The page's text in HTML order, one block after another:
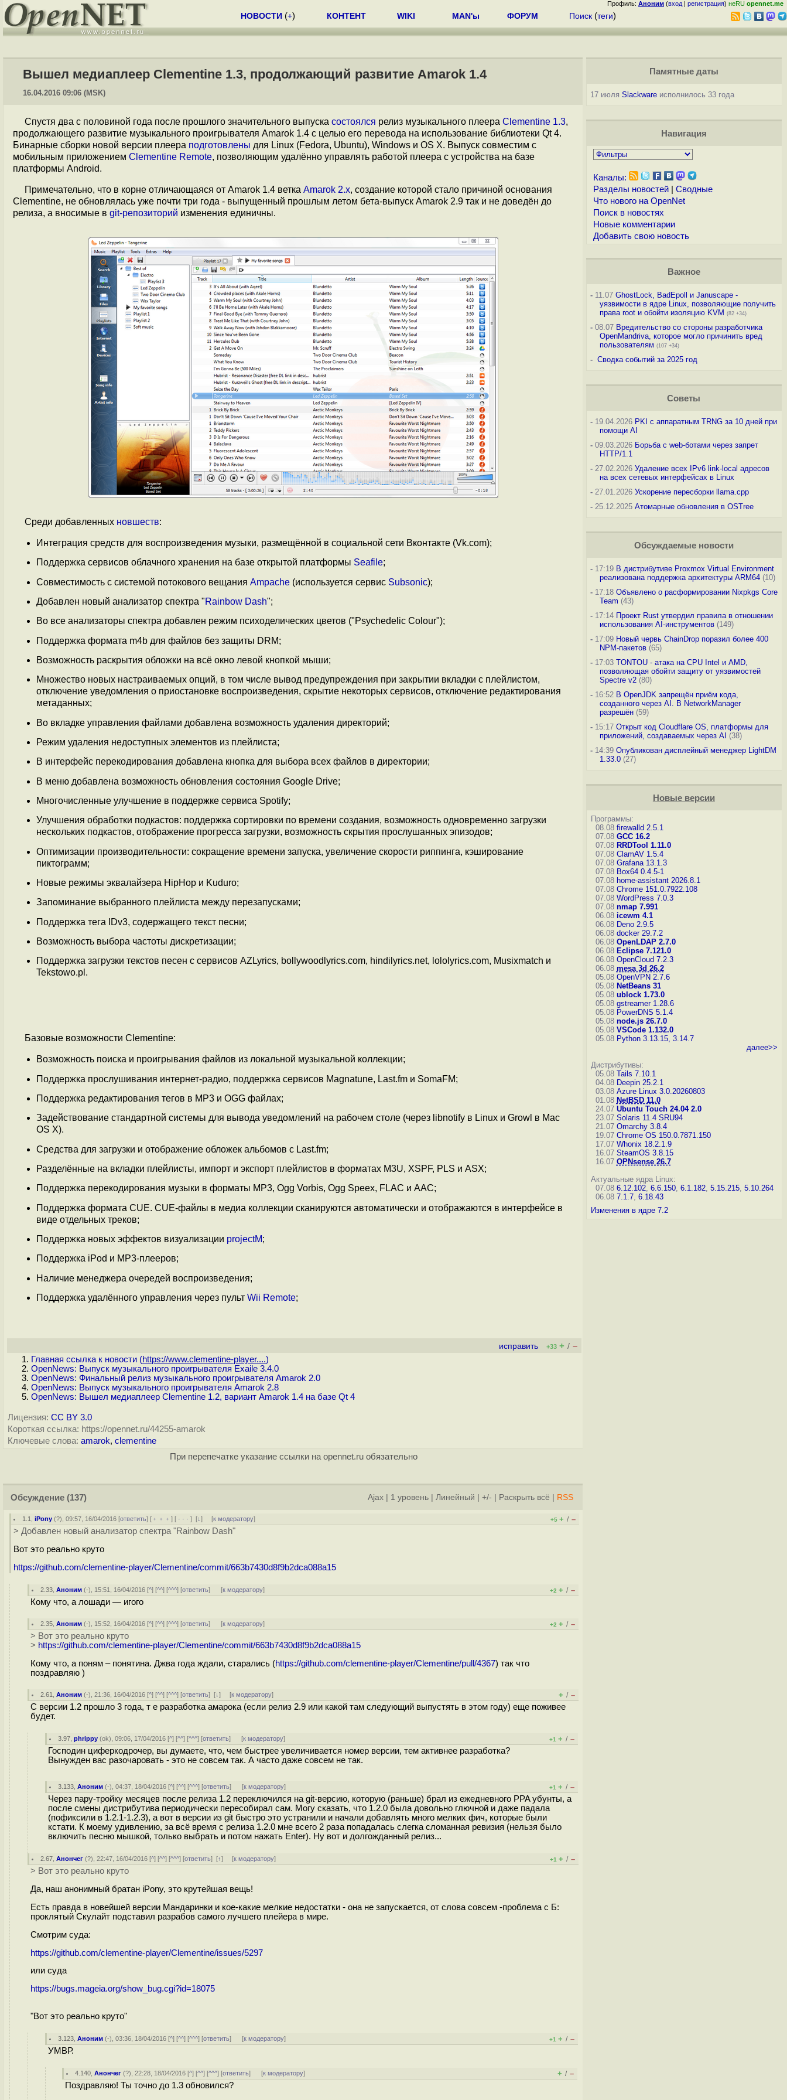
Профиль: Аноним (вход | регистрация) неRU opennet.me
НОВОСТИ (+) КОНТЕНТ WIKI MAN'ы ФОРУМ Поиск (теги)
Вышел медиаплеер Clementine 1.3, продолжающий развитие Amarok 1.4
16.04.2016 09:06 (MSK)
Спустя два с половиной года после прошлого значительного выпуска состоялся релиз музыкального плеера Clementine 1.3,
продолжающего развитие музыкального проигрывателя Amarok 1.4 с целью его перевода на использование библиотеки Qt 4.
Бинарные сборки новой версии плеера подготовлены для Linux (Fedora, Ubuntu), Windows и OS X. Выпуск совместим с
мобильным приложением Clementine Remote, позволяющим удалённо управлять работой плеера с устройства на базе
платформы Android.
Примечательно, что в корне отличающаяся от Amarok 1.4 ветка Amarok 2.x, создание которой стало причиной основания
Clementine, не обновлялась уже почти три года - выпущенный прошлым летом бета-выпуск Amarok 2.9 так и не доведён до
релиза, а вносимые в git-репозиторий изменения единичны.
Среди добавленных новшеств:
Интеграция средств для воспроизведения музыки, размещённой в социальной сети Вконтакте (Vk.com);
Поддержка сервисов облачного хранения на базе открытой платформы Seafile;
Совместимость с системой потокового вещания Ampache (используется сервис Subsonic);
Добавлен новый анализатор спектра "Rainbow Dash";
Во все анализаторы спектра добавлен режим психоделических цветов ("Psychedelic Colour");
Поддержка формата m4b для файлов без защиты DRM;
Возможность раскрытия обложки на всё окно левой кнопкой мыши;
Множество новых настраиваемых опций, в том числе вывод предупреждения при закрытии вкладки с плейлистом,
отключение уведомления о приостановке воспроизведения, скрытие некоторых сервисов, отключение редактирования
метаданных;
Во вкладке управления файлами добавлена возможность удаления директорий;
Режим удаления недоступных элементов из плейлиста;
В интерфейс перекодирования добавлена кнопка для выбора всех файлов в директории;
В меню добавлена возможность обновления состояния Google Drive;
Многочисленные улучшение в поддержке сервиса Spotify;
Улучшения обработки подкастов: поддержка сортировки по времени создания, возможность одновременно загрузки
нескольких подкастов, отображение прогресса загрузки, возможность скрытия прослушанных эпизодов;
Оптимизации производительности: сокращение времени запуска, увеличение скорости риппинга, кэширование
пиктограмм;
Новые режимы эквалайзера HipHop и Kuduro;
Запоминание выбранного плейлиста между перезапусками;
Поддержка тега IDv3, содержащего текст песни;
Возможность выбора частоты дискретизации;
Поддержка загрузки текстов песен с сервисов AZLyrics, bollywoodlyrics.com, hindilyrics.net, lololyrics.com, Musixmatch и
Tekstowo.pl.
Базовые возможности Clementine:
Возможность поиска и проигрывания файлов из локальной музыкальной коллекции;
Поддержка прослушивания интернет-радио, поддержка сервисов Magnatune, Last.fm и SomaFM;
Поддержка редактирования тегов в MP3 и OGG файлах;
Задействование стандартной системы для вывода уведомлений на рабочем столе (через libnotify в Linux и Growl в Mac
OS X).
Средства для загрузки и отображение обложек альбомов с Last.fm;
Разделённые на вкладки плейлисты, импорт и экспорт плейлистов в форматах M3U, XSPF, PLS и ASX;
Поддержка перекодирования музыки в форматы MP3, Ogg Vorbis, Ogg Speex, FLAC и AAC;
Поддержка формата CUE. CUE-файлы в медиа коллекции сканируются автоматически и отображаются в интерфейсе в
виде отдельных треков;
Поддержка новых эффектов визуализации projectM;
Поддержка iPod и MP3-плееров;
Наличие менеджера очередей воспроизведения;
Поддержка удалённого управления через пульт Wii Remote;
исправить +33 + / –
Главная ссылка к новости (https://www.clementine-player....)
OpenNews: Выпуск музыкального проигрывателя Exaile 3.4.0
OpenNews: Финальный релиз музыкального проигрывателя Amarok 2.0
OpenNews: Выпуск музыкального проигрывателя Amarok 2.8
OpenNews: Вышел медиаплеер Clementine 1.2, вариант Amarok 1.4 на базе Qt 4
Лицензия: CC BY 3.0
Короткая ссылка: https://opennet.ru/44255-amarok
Ключевые слова: amarok, clementine
При перепечатке указание ссылки на opennet.ru обязательно
Обсуждение (137) Ajax 1 уровень Линейный +/- Раскрыть всё RSS
1.1 ,iPony (?), 09:57, 16/04/2016 [ответить] [ ﹢﹢﹢] [ · · ·][↓] [к модератору] +5 + / –
> Добавлен новый анализатор спектра "Rainbow Dash"
Вот это реально круто
https://github.com/clementine-player/Clementine/commit/663b7430d8f9b2dca088a15
2.33 ,Аноним (-), 15:51, 16/04/2016 [^] [^^] [^^^] [ответить] [к модератору] +2 + / –
Кому что, а лошади — игого
2.35 ,Аноним (-), 15:52, 16/04/2016 [^] [^^] [^^^] [ответить] [к модератору] +2 + / –
> Вот это реально круто
> https://github.com/clementine-player/Clementine/commit/663b7430d8f9b2dca088a15
Кому что, а поням – понятина. Джва года ждали, старались (https://github.com/clementine-player/Clementine/pull/4367) так что
поздравляю )
2.61 ,Аноним (-), 21:36, 16/04/2016 [^] [^^] [^^^] [ответить][↓] [к модератору] + / –
С версии 1.2 прошло 3 года, т е разработка амарока (если релиз 2.9 или какой там следующий выпустять в этом году) еще поживее
будет.
3.97 ,phrippy (ok), 09:06, 17/04/2016 [^] [^^] [^^^] [ответить] [к модератору] +1 + / –
Господин циферкодрочер, вы думаете, что, чем быстрее увеличивается номер версии, тем активнее разработка?
Вынужден вас разочаровать - это не совсем так. А часто даже совсем не так.
3.133 ,Аноним (-), 04:37, 18/04/2016 [^] [^^] [^^^] [ответить] [к модератору] +1 + / –
Через пару-тройку месяцев после релиза 1.2 переключился на git-версию, которую (раньше) брал из ежедневного PPA убунты, а
после смены дистрибутива периодически пересобирал сам. Могу сказать, что 1.2.0 была довольно глючной и даже падала
(пофиксили в 1.2.1-1.2.3), а вот в версии из git быстро это устранили и начали добавлять много мелких фич, которые были
кстати. К моему удивлению, за всё время с релиза 1.2.0 мне всего 2 раза попадалась слегка сломанная ревизия (нельзя было
включить песню мышкой, только выбрать и потом нажать Enter). Ну вот и долгожданный релиз...
2.67 ,Анончег (?), 22:47, 16/04/2016 [^] [^^] [^^^] [ответить][↑] [к модератору] +1 + / –
> Вот это реально круто
Да, наш анонимный братан iPony, это крутейшая вещь!
Есть правда в новейшей версии Мандаринки и кое-какие мелкие недостатки - она не запускается, от слова совсем -проблема с Б:
проклятый Скулайт подставил разрабов самого лучшего плейера в мире.
Смотрим суда:
https://github.com/clementine-player/Clementine/issues/5297
или суда
https://bugs.mageia.org/show_bug.cgi?id=18075
"Вот это реально круто"
3.123 ,Аноним (-), 03:36, 18/04/2016 [^] [^^] [^^^] [ответить] [к модератору] +1 + / –
УМВР.
4.140 ,Анончег (?), 22:28, 18/04/2016 [^] [^^] [^^^] [ответить] [к модератору] + / –
Поздравляю! Ты точно до 1.3 обновился?
Памятные даты
17 июля Slackwareисполнилось 33 года
Навигация
Каналы:
Разделы новостей| Сводные
Что нового на OpenNet
Поиск в новостях
Новые комментарии
Добавить свою новость
Важное
-11.07 GhostLock, BadEpoll и Januscape -
уязвимости в ядре Linux, позволяющие получить
права root и обойти изоляцию KVM (82 +34)
-08.07 Вредительство со стороны разработчика
OpenMandriva, которое могло причинить вред
пользователям (107 +34)
- Сводка событий за 2025 год
Советы
-19.04.2026 PKI с аппаратным TRNG за 10 дней при
помощи AI
-09.03.2026 Борьба с web-ботами через запрет
HTTP/1.1
-27.02.2026 Удаление всех IPv6 link-local адресов
на всех сетевых интерфейсах в Linux
-27.01.2026 Ускорение пересборки llama.cpp
-25.12.2025 Атомарные обновления в OSTree
Обсуждаемые новости
-17:19 В дистрибутиве Proxmox Virtual Environment
реализована поддержка архитектуры ARM64(10)
-17:18 Объявлено о расформировании Nixpkgs Core
Team (43)
-17:14 Проект Rust утвердил правила в отношении
использования AI-инструментов(149)
-17:09 Новый червь ChainDrop поразил более 400
NPM-пакетов(65)
-17:03 TONTOU - атака на CPU Intel и AMD,
позволяющая обойти защиту от уязвимостей
Spectre v2(80)
-16:52 В OpenJDK запрещён приём кода,
созданного через AI. В NetworkManager
разрешён(59)
-15:17 Открыт код Cloudflare OS, платформы для
приложений, создаваемых через AI (38)
-14:39 Опубликован дисплейный менеджер LightDM
1.33.0(27)
Новые версии
Программы:
08.08 firewalld 2.5.1
07.08 GCC 16.2
07.08 RRDTool 1.11.0
07.08 ClamAV 1.5.4
07.08 Grafana 13.1.3
07.08 Box64 0.4.5-1
07.08 home-assistant 2026.8.1
07.08 Chrome 151.0.7922.108
07.08 WordPress 7.0.3
07.08 nmap 7.991
06.08 icewm 4.1
06.08 Deno 2.9.5
06.08 docker 29.7.2
06.08 OpenLDAP 2.7.0
06.08 Eclipse 7.121.0
06.08 OpenCloud 7.2.3
06.08 mesa 3d 26.2
05.08 OpenVPN 2.7.6
05.08 NetBeans 31
05.08 ublock 1.73.0
05.08 gstreamer 1.28.6
05.08 PowerDNS 5.1.4
05.08 node.js 26.7.0
05.08 VSCode 1.132.0
05.08 Python 3.13.15, 3.14.7
далее>>
Дистрибутивы:
05.08 Tails 7.10.1
04.08 Deepin 25.2.1
03.08 Azure Linux 3.0.20260803
01.08 NetBSD 11.0
24.07 Ubuntu Touch 24.04 2.0
23.07 Solaris 11.4 SRU94
21.07 Omarchy 3.8.4
19.07 Chrome OS 150.0.7871.150
17.07 Whonix 18.2.1.9
16.07 SteamOS 3.8.15
16.07 OPNsense 26.7
Актуальные ядра Linux:
07.08 6.12.102, 6.6.150, 6.1.182, 5.15.215, 5.10.264
06.08 7.1.7, 6.18.43
Изменения в ядре 7.2